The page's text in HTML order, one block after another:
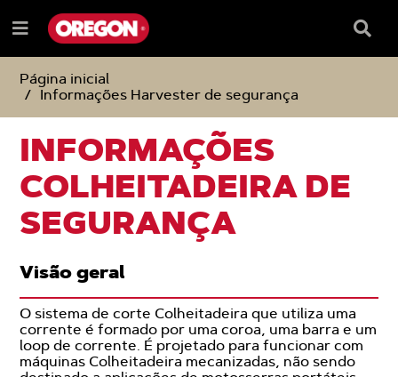
IGNORAR
SEGUIR
PARA
CONTEÚDO
IGNORAR
SEGUIR
PARA
MENU
NAVEGAÇÃO
Menu
Caixa
de
Página inicial
Informações Harvester de segurança
INFORMAÇÕES
COLHEITADEIRA DE
SEGURANÇA
Visão geral
O sistema de corte Colheitadeira que utiliza uma
corrente é formado por uma coroa, uma barra e um
loop de corrente. É projetado para funcionar com
máquinas Colheitadeira mecanizadas, não sendo